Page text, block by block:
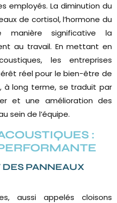
employés. La diminution du
de cortisol, l’hormone du
significative la
au travail. En mettant en
les entreprises
réel pour le bien-être de
à long terme, se traduit par
et une amélioration des
sein de l’équipe.
:
PANNEAUX
aussi appelés cloisons